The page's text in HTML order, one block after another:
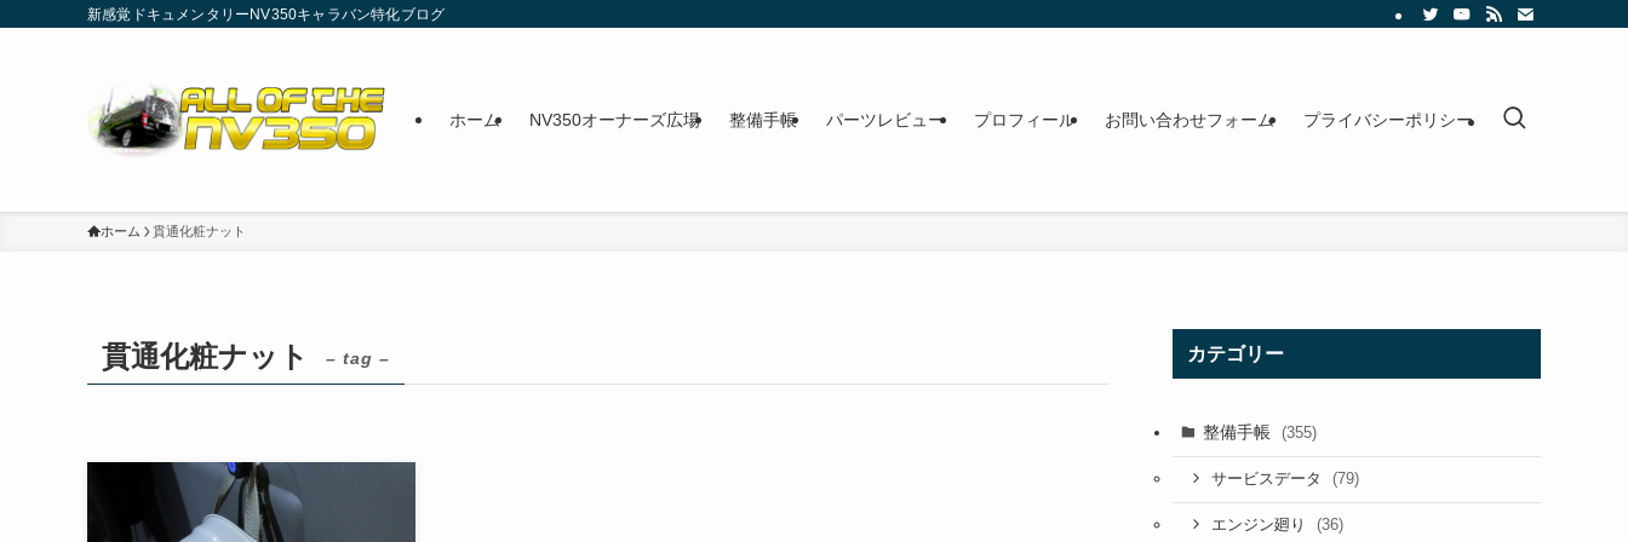
新感覚ドキュメンタリーNV350キャラバン特化ブログ
ホーム NV350オーナーズ広場 整備手帳 パーツレビュー プロフィール お問い合わせフォーム プライバシーポリシー
ホーム 貫通化粧ナット
貫通化粧ナット – tag – カテゴリー
整備手帳 (355)
サービスデータ (79)
エンジン廻り (36)